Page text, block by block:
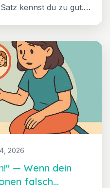
kennst du zu gut.
zu drängen.
2026
— Wenn dein
falsch